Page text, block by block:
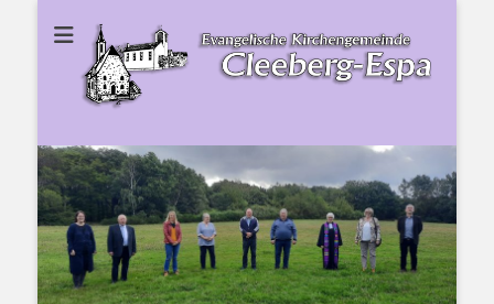
Ev.
Kirchengemeinde
Ev. Kirchengemeinde Cleeberg-Espa